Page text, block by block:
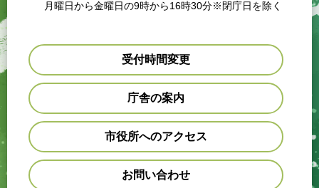
月曜日から金曜日の9時から16時30分※閉庁日を除く
受付時間変更
庁舎の案内
市役所へのアクセス
お問い合わせ